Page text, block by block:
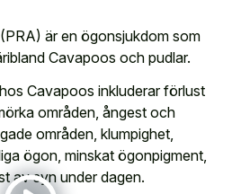
är en ögonsjukdom som
Cavapoos och pudlar.
Cavapoos inkluderar förlust
områden, ångest och
områden, klumpighet,
ögon, minskat ögonpigment,
av syn under dagen.